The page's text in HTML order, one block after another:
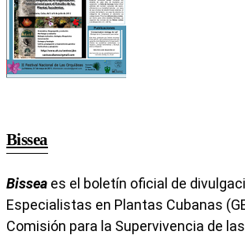
Bissea
Bissea es el boletín oficial de
Especialistas en Plantas Cubanas
Comisión para la Supervivencia de